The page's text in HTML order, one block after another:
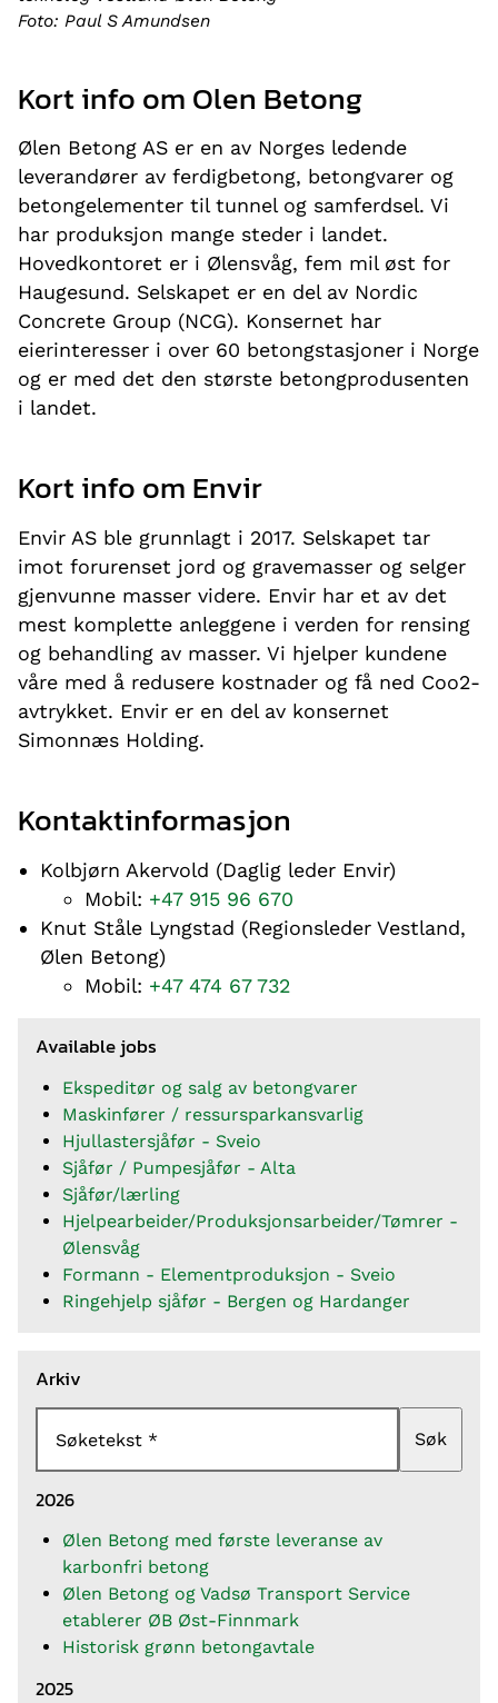
Foto: Paul S Amundsen
Kort info om Olen Betong
Ølen Betong AS er en av Norges ledende
leverandører av ferdigbetong, betongvarer og
betongelementer til tunnel og samferdsel. Vi
har produksjon mange steder i landet.
Hovedkontoret er i Ølensvåg, fem mil øst for
Haugesund. Selskapet er en del av Nordic
Concrete Group (NCG). Konsernet har
eierinteresser i over 60 betongstasjoner i Norge
og er med det den største betongprodusenten
i landet.
Kort info om Envir
Envir AS ble grunnlagt i 2017. Selskapet tar
imot forurenset jord og gravemasser og selger
gjenvunne masser videre. Envir har et av det
mest komplette anleggene i verden for rensing
og behandling av masser. Vi hjelper kundene
våre med å redusere kostnader og få ned Coo2-
avtrykket. Envir er en del av konsernet
Simonnæs Holding.
Kontaktinformasjon
Kolbjørn Akervold (Daglig leder Envir)
Mobil: +47 915 96 670
Knut Ståle Lyngstad (Regionsleder Vestland,
Ølen Betong)
Mobil: +47 474 67 732
Available jobs
Ekspeditør og salg av betongvarer
Maskinfører / ressursparkansvarlig
Hjullastersjåfør - Sveio
Sjåfør / Pumpesjåfør - Alta
Sjåfør/lærling
Hjelpearbeider/Produksjonsarbeider/Tømrer -
Ølensvåg
Formann - Elementproduksjon - Sveio
Ringehjelp sjåfør - Bergen og Hardanger
Arkiv
Søketekst Søk
2026
Ølen Betong med første leveranse av
karbonfri betong
Ølen Betong og Vadsø Transport Service
etablerer ØB Øst-Finnmark
Historisk grønn betongavtale
2025